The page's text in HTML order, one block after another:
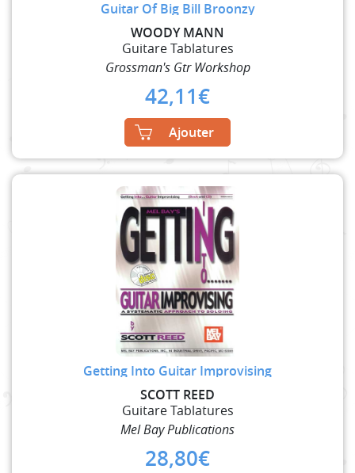
Guitar Of Big Bill Broonzy
WOODY MANN
Guitare Tablatures
Grossman's Gtr Workshop
42,11€
Ajouter
Getting Into Guitar Improvising
SCOTT REED
Guitare Tablatures
Mel Bay Publications
28,80€